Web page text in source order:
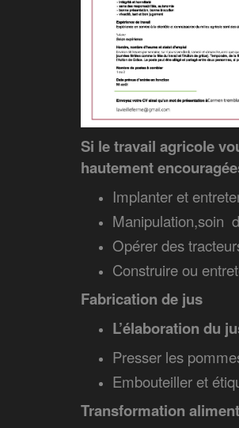
Si le travail agricole
hautement
Implanter et
Manipulation,soin
Opérer des
Construire ou
Fabrication de jus
L’élaboration du
Presser les
Embouteiller et
Transformation